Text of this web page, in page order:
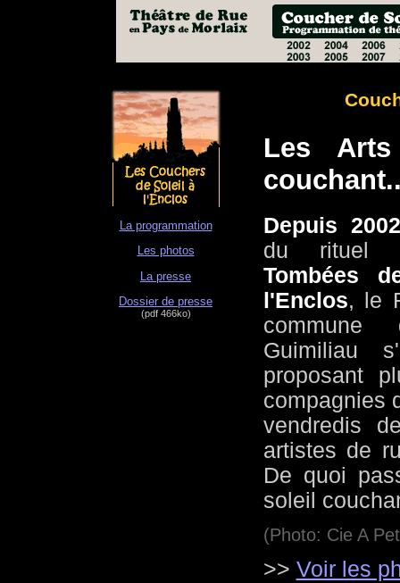
La programmation
Les photos
La presse
Dossier de presse
(pdf 466ko)
Les
Depuis 2002
du rituel
Tombées
l'Enclos, le
commune
Guimiliau
proposant
compagnies
vendredis
artistes de
De quoi
soleil
(Photo: Cie A
>> Voir les